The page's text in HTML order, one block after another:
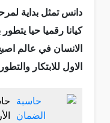
دانس تمثل بداية
كيانا رقميا حيا
الانسان في عالم
الاول للابتكار